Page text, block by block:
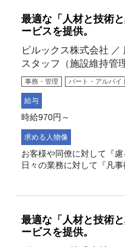
最適な「人材と技術
ービスを提供。
ビルックス株式会社 ／
スタッフ（施設維持管
事務・管理 パート・アルバイ
給与
時給970円～
求める人物像
お客様や同僚に対して『
日々の業務に対して『凡
最適な「人材と技術
ービスを提供。